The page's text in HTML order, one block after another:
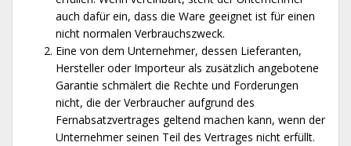
auch dafür ein, dass die Ware geeignet ist für einen
nicht normalen Verbrauchszweck.
Eine von dem Unternehmer, dessen Lieferanten,
Hersteller oder Importeur als zusätzlich angebotene
Garantie schmälert die Rechte und Forderungen
nicht, die der Verbraucher aufgrund des
Fernabsatzvertrages geltend machen kann, wenn der
Unternehmer seinen Teil des Vertrages nicht erfüllt.